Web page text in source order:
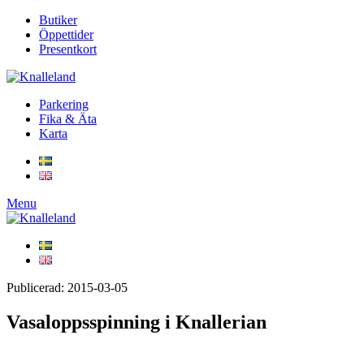
Butiker
Öppettider
Presentkort
Parkering
Fika & Äta
Karta
Menu
Publicerad: 2015-03-05
Vasaloppsspinning i Knallerian